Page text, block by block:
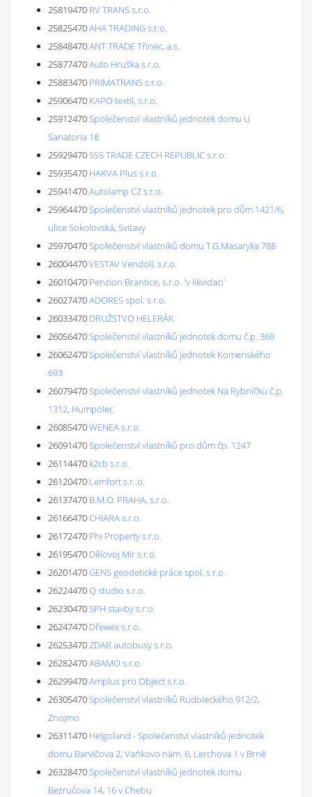
25819470 RV TRANS s.r.o.
25825470AHA TRADING s.r.o.
25848470ANT TRADE Třinec, a.s.
25877470Auto Hruška s.r.o.
25883470 PRIMATRANS s.r.o.
25906470 KAPO textil, s.r.o.
25912470Společenství vlastníků jednotek domu U
Sanatoria 18
25929470SSS TRADE CZECH REPUBLIC s.r.o.
25935470 HAKVA Plus s.r.o.
25941470Autolamp CZ s.r.o.
25964470Společenství vlastníků jednotek pro dům 1421/6,
ulice Sokolovská, Svitavy
25970470Společenství vlastníků domu T.G.Masaryka 788
26004470VESTAV Vendolí, s.r.o.
26010470 Penzion Brantice, s.r.o. 'v likvidaci'
26027470ADORES spol. s r.o.
26033470 DRUŽSTVO HELERÁK
26056470Společenství vlastníků jednotek domu č.p. 369
26062470Společenství vlastníků jednotek Komenského
693
26079470Společenství vlastníků jednotek Na Rybníčku č.p.
1312, Humpolec
26085470WENEA s.r.o.
26091470Společenství vlastníků pro dům čp. 1247
26114470 k2cb s.r.o.
26120470 Lemfort s.r..o.
26137470 B.M.O. PRAHA, s.r.o.
26166470CHIARA s.r.o.
26172470 Phi Property s.r.o.
26195470 Dělovoj Mir s.r.o.
26201470GENS geodetické práce spol. s r.o.
26224470Q studio s.r.o.
26230470SPH stavby s.r.o.
26247470 Dřewex s.r.o.
26253470ZDAR autobusy s.r.o.
26282470ABAMO s.r.o.
26299470Amplus pro Object s.r.o.
26305470Společenství vlastníků Rudoleckého 912/2,
Znojmo
26311470 Helgoland - Společenství vlastníků jednotek
domu Barvičova 2, Vaňkovo nám. 6, Lerchova 1 v Brně
26328470Společenství vlastníků jednotek domu
Bezručova 14, 16 v Chebu